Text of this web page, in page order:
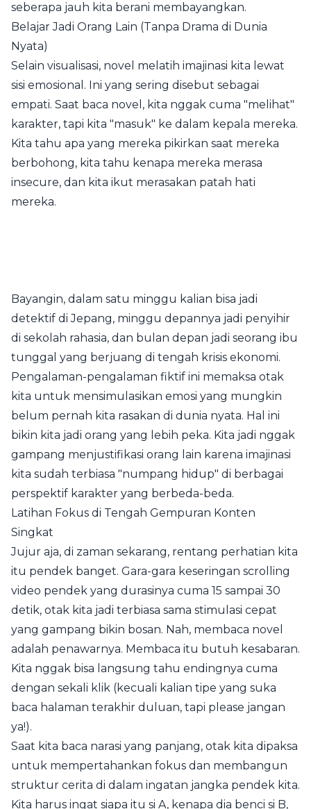
seberapa jauh kita berani membayangkan.
Belajar Jadi Orang Lain (Tanpa Drama di Dunia
Nyata)
Selain visualisasi, novel melatih imajinasi kita lewat
sisi emosional. Ini yang sering disebut sebagai
empati. Saat baca novel, kita nggak cuma "melihat"
karakter, tapi kita "masuk" ke dalam kepala mereka.
Kita tahu apa yang mereka pikirkan saat mereka
berbohong, kita tahu kenapa mereka merasa
insecure, dan kita ikut merasakan patah hati
mereka.
Bayangin, dalam satu minggu kalian bisa jadi
detektif di Jepang, minggu depannya jadi penyihir
di sekolah rahasia, dan bulan depan jadi seorang ibu
tunggal yang berjuang di tengah krisis ekonomi.
Pengalaman-pengalaman fiktif ini memaksa otak
kita untuk mensimulasikan emosi yang mungkin
belum pernah kita rasakan di dunia nyata. Hal ini
bikin kita jadi orang yang lebih peka. Kita jadi nggak
gampang menjustifikasi orang lain karena imajinasi
kita sudah terbiasa "numpang hidup" di berbagai
perspektif karakter yang berbeda-beda.
Latihan Fokus di Tengah Gempuran Konten
Singkat
Jujur aja, di zaman sekarang, rentang perhatian kita
itu pendek banget. Gara-gara keseringan scrolling
video pendek yang durasinya cuma 15 sampai 30
detik, otak kita jadi terbiasa sama stimulasi cepat
yang gampang bikin bosan. Nah, membaca novel
adalah penawarnya. Membaca itu butuh kesabaran.
Kita nggak bisa langsung tahu endingnya cuma
dengan sekali klik (kecuali kalian tipe yang suka
baca halaman terakhir duluan, tapi please jangan
ya!).
Saat kita baca narasi yang panjang, otak kita dipaksa
untuk mempertahankan fokus dan membangun
struktur cerita di dalam ingatan jangka pendek kita.
Kita harus ingat siapa itu si A, kenapa dia benci si B,